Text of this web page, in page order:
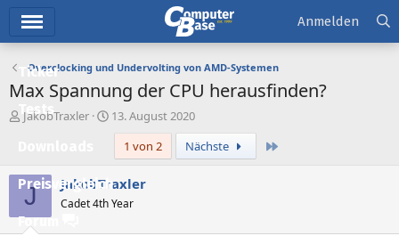
Ticker
Tests
Preisvergleich
Forum
Anmelden
Overclocking und Undervolting von AMD-Systemen
Max Spannung der CPU herausfinden?
E
e
e
JakobTraxler
E
t
e
13. August 2020
1 von 2
Nächste
J JakobTraxler
Cadet 4th Year